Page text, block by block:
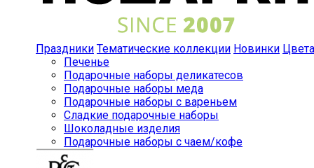
Праздники Тематические коллекции Новинки Цвета
Печенье
Подарочные наборы деликатесов
Подарочные наборы меда
Подарочные наборы с вареньем
Сладкие подарочные наборы
Шоколадные изделия
Подарочные наборы с чаем/кофе